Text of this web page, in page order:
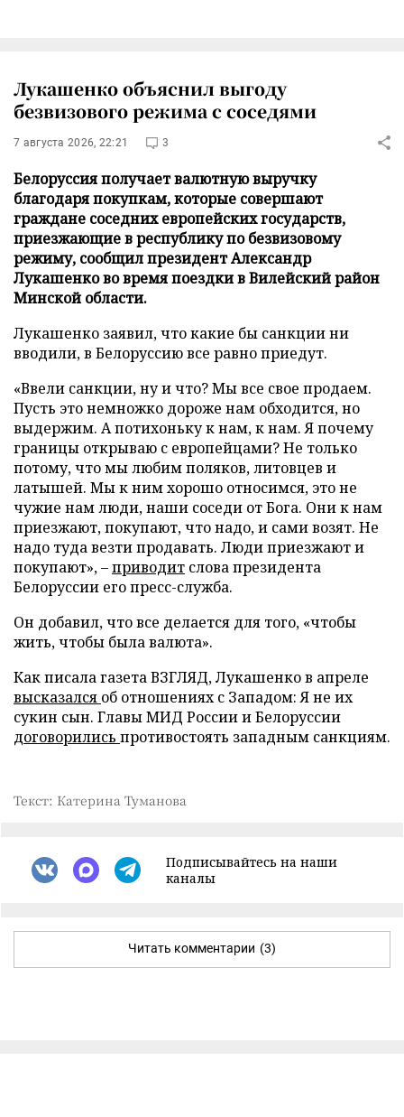
Лукашенко объяснил выгоду
безвизового режима с соседями
7 августа 2026, 22:21 3
Белоруссия получает валютную выручку
благодаря покупкам, которые совершают
граждане соседних европейских государств,
приезжающие в республику по безвизовому
режиму, сообщил президент Александр
Лукашенко во время поездки в Вилейский район
Минской области.
Лукашенко заявил, что какие бы санкции ни
вводили, в Белоруссию все равно приедут.
«Ввели санкции, ну и что? Мы все свое продаем.
Пусть это немножко дороже нам обходится, но
выдержим. А потихоньку к нам, к нам. Я почему
границы открываю с европейцами? Не только
потому, что мы любим поляков, литовцев и
латышей. Мы к ним хорошо относимся, это не
чужие нам люди, наши соседи от Бога. Они к нам
приезжают, покупают, что надо, и сами возят. Не
надо туда везти продавать. Люди приезжают и
покупают», –приводит слова президента
Белоруссии его пресс-служба.
Он добавил, что все делается для того, «чтобы
жить, чтобы была валюта».
Как писала газета ВЗГЛЯД, Лукашенко в апреле
высказался об отношениях с Западом: Я не их
сукин сын. Главы МИД России и Белоруссии
договорились противостоять западным санкциям.
Текст: Катерина Туманова
Подписывайтесь на наши
каналы
Читать комментарии (3)